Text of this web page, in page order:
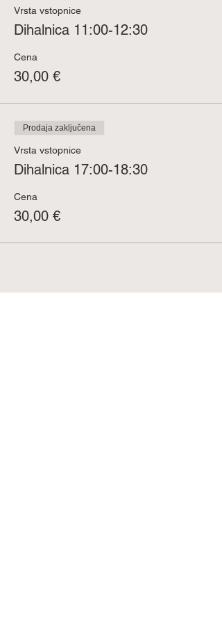
Vrsta vstopnice
Dihalnica 11:00-12:30
Cena
30,00 €
Prodaja zaključena
Vrsta vstopnice
Dihalnica 17:00-18:30
Cena
30,00 €